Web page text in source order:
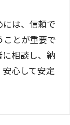
は、信頼で
ことが重要で
に相談し、納
心して安定